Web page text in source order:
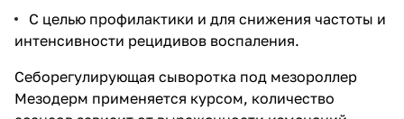
С целью профилактики и для снижения частоты и
интенсивности рецидивов воспаления.
Себорегулирующая сыворотка под мезороллер
Мезодерм применяется курсом, количество